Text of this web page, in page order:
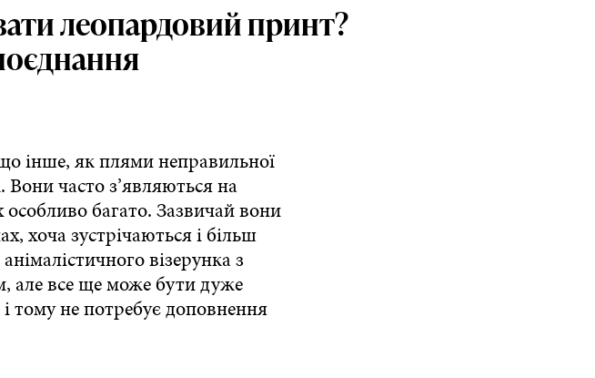
леопардовий принт?
інше, як плями неправильної
часто з’являються на
особливо багато. Зазвичай вони
хоча зустрічаються і більш
візерунка з
але все ще може бути дуже
тому не потребує доповнення